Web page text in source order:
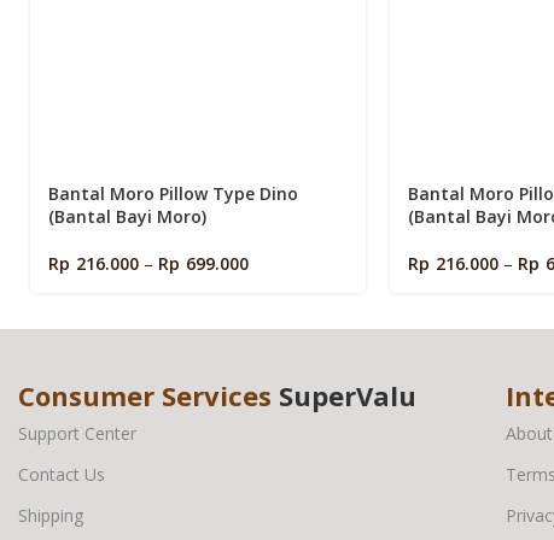
Bantal Moro Pillow Type Dino
(Bantal Bayi Moro)
Rp 216.000 – Rp 699.000
Bantal Moro
(Bantal Bayi
Rp 216.000 – Rp
Consumer Services SuperValu
Support Center
Contact Us
Shipping